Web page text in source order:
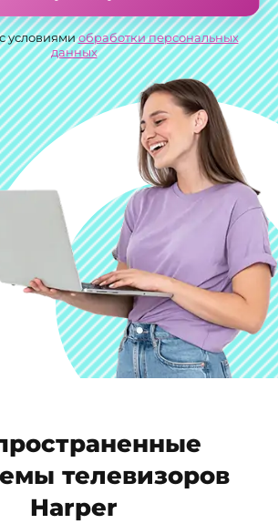
условиямиобработки персональных
данных
телевизоров
Harper